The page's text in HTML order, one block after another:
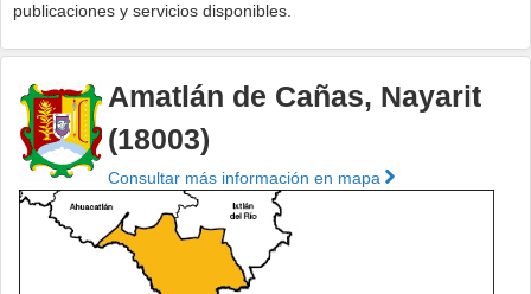
publicaciones y servicios disponibles.
Amatlán de Cañas, Nayarit
(18003)
Consultar más información en mapa